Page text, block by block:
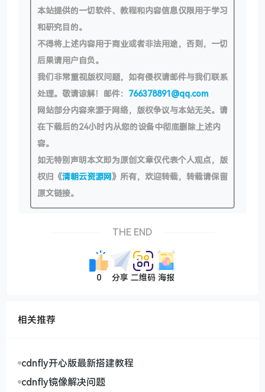
本站提供的一切软件、教程和内容信息仅限用于学习
和研究目的。
不得将上述内容用于商业或者非法用途，否则，一切
后果请用户自负。
我们非常重视版权问题，如有侵权请邮件与我们联系
处理。敬请谅解！邮件： 766378891@qq.com
网站部分内容来源于网络，版权争议与本站无关。请
在下载后的24小时内从您的设备中彻底删除上述内
容。
如无特别声明本文即为原创文章仅代表个人观点，版
权归《清朝云资源网》所有，欢迎转载，转载请保留
原文链接。
THE END
0 分享 二维码 海报
相关推荐
cdnfly开心版最新搭建教程
cdnfly镜像解决问题